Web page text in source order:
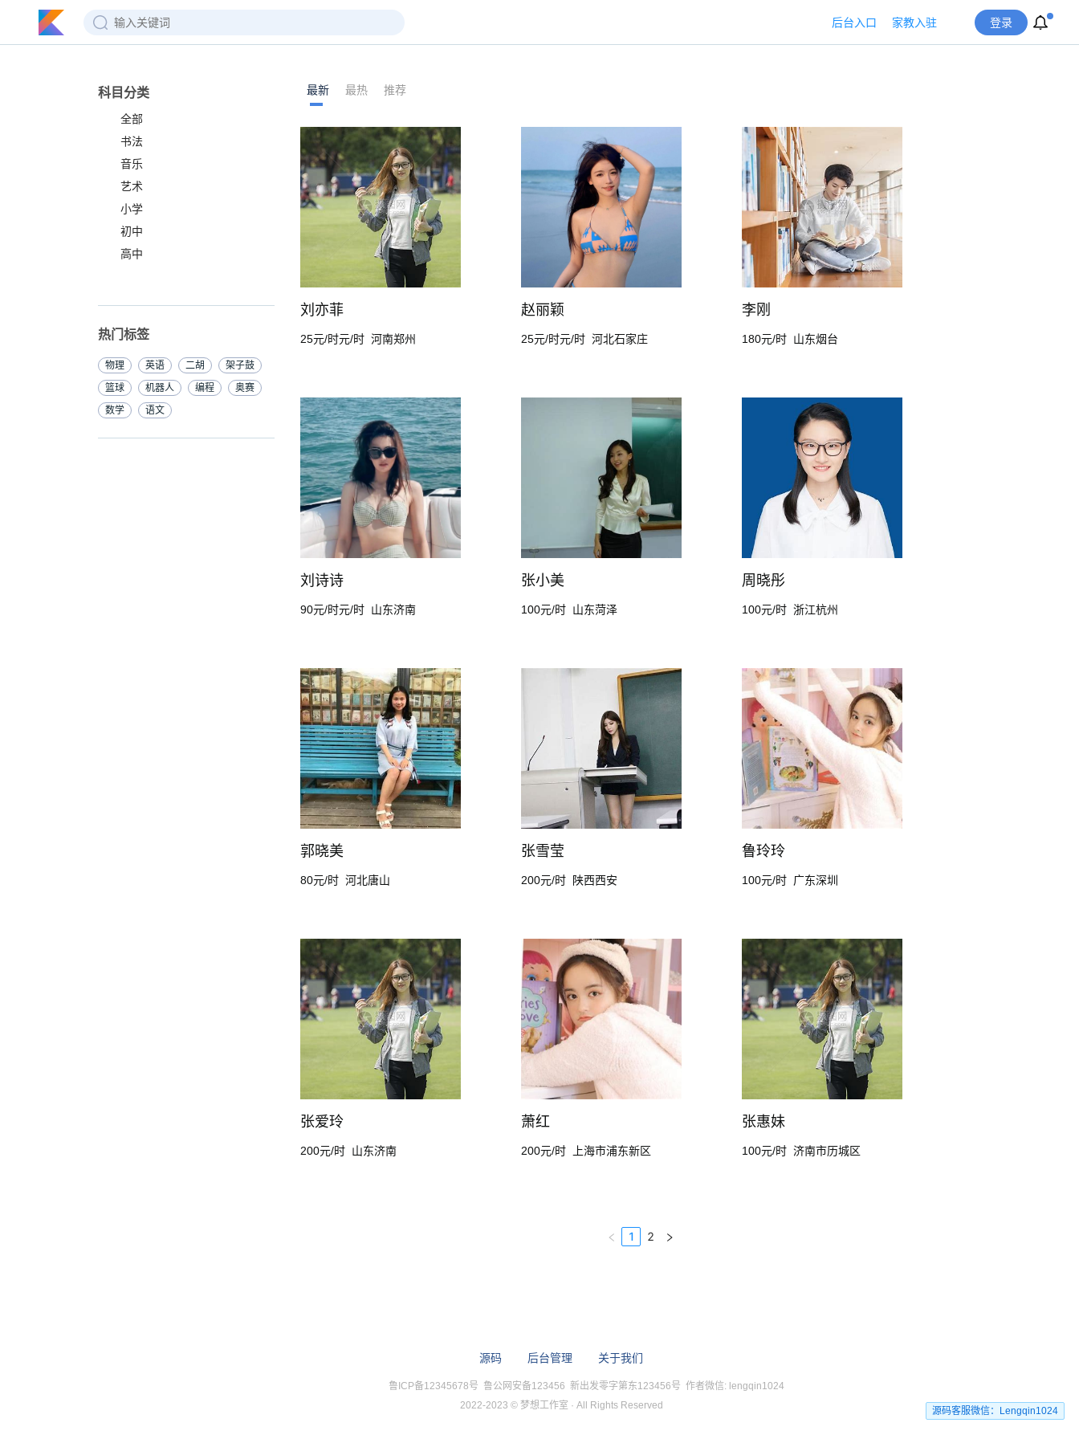
后台入口 家教入驻 登录
科目分类
全部
书法
音乐
艺术
小学
初中
高中
热门标签
物理 英语 二胡
架子鼓
篮球
机器人 编程
奥赛
数学
语文
最新 最热 推荐
刘亦菲
25元/时元/时 河南郑州
赵丽颖
25元/时元/时 河北石家庄
李刚
180元/时 山东烟台
刘诗诗
90元/时元/时 山东济南
张小美
100元/时 山东菏泽
周晓彤
100元/时 浙江杭州
郭晓美
80元/时 河北唐山
张雪莹
200元/时 陕西西安
鲁玲玲
100元/时 广东深圳
张爱玲
200元/时 山东济南
萧红
200元/时 上海市浦东新区
张惠妹
100元/时 济南市历城区
1 2
源码客服微信：Lengqin1024
源码 后台管理 关于我们
鲁ICP备12345678号 鲁公网安备123456 新出发零字第东123456号 作者微信: lengqin1024
2022-2023 © 梦想工作室 · All Rights Reserved